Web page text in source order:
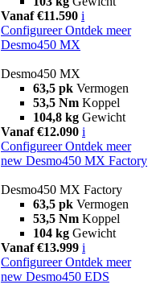
Vanaf €11.590 i
Configureer Ontdek meer
Desmo450 MX
Desmo450 MX
63,5 pk Vermogen
53,5 Nm Koppel
104,8 kg Gewicht
Vanaf €12.090 i
Configureer Ontdek meer
new Desmo450 MX Factory
Desmo450 MX Factory
63,5 pk Vermogen
53,5 Nm Koppel
104 kg Gewicht
Vanaf €13.999 i
Configureer Ontdek meer
new Desmo450 EDS